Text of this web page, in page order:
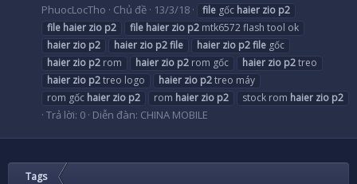
PhuocLocTho Chủ đề 13/3/18 file gốc haier zio p2
file haier zio p2 file haier zio p2 mtk6572 flash tool ok
haier zio p2 haier zio p2file haier zio p2file gốc
haier zio p2 rom haier zio p2 rom gốc haier zio p2treo
haier zio p2treo logo haier zio p2treo máy
rom gốc haier zio p2 rom haier zio p2 stock rom haier zio p2
Trả lời: 0 Diễn đàn: CHINA MOBILE
Tags